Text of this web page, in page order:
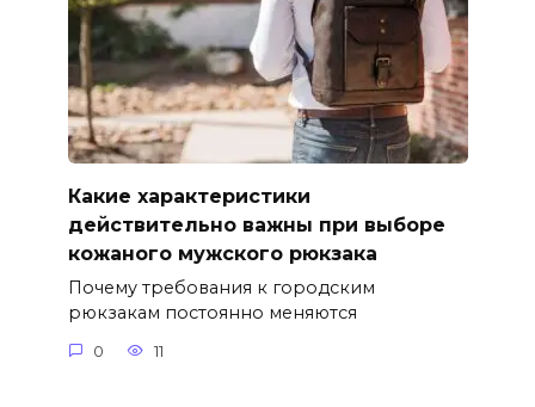
Какие характеристики
действительно важны при выборе
кожаного мужского рюкзака
Почему требования к городским
рюкзакам постоянно меняются
0 11